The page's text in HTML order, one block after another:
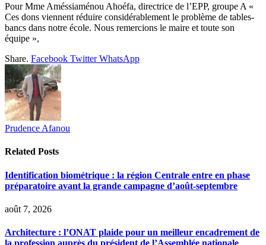
Pour Mme Améssiaménou Ahoéfa, directrice de l’EPP, groupe A «
Ces dons viennent réduire considérablement le problème de tables-
bancs dans notre école. Nous remercions le maire et toute son
équipe »,
Share. Facebook Twitter WhatsApp
Prudence Afanou
Related Posts
Identification biométrique : la région Centrale entre en phase
préparatoire avant la grande campagne d’août-septembre
août 7, 2026
Architecture : l’ONAT plaide pour un meilleur encadrement de
la profession auprès du président de l’Assemblée nationale